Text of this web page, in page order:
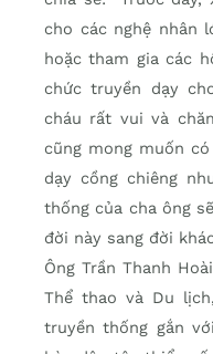
cho các nghệ nhân
hoặc tham gia các
chức truyền dạy
cháu rất vui và
cũng mong muốn
dạy cồng chiêng
thống của cha ông
đời này sang đời
Ông Trần Thanh
Thể thao và Du
truyền thống gắn